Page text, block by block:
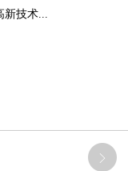
技术...